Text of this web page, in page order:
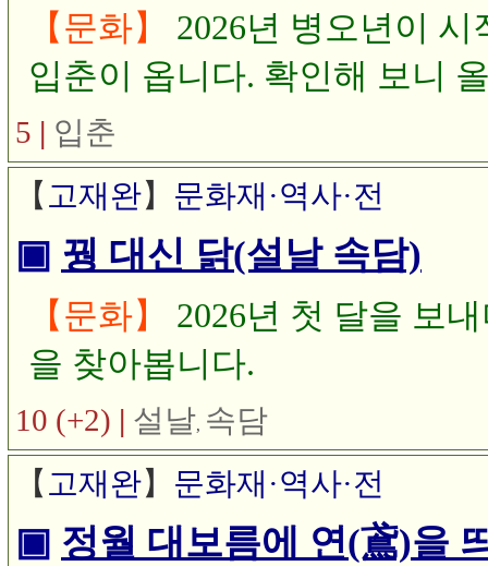
【문화】
2026년 병오년이
입춘이 옵니다. 확인해 보니
은 2월 4일 입니다. 입춘을 맞
春帖)을 붙이는데 오늘은 입
5 | 입춘
【 고재완】 문화재·역사·전
▣ 꿩 대신 닭(설날 속담)
【문화】
2026년 첫 달을 보
을 찾아봅니다.
10 (+2) | 설날, 속담
【 고재완】 문화재·역사·전
▣ 정월 대보름에 연(鳶)을